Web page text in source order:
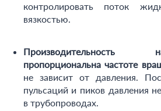
контролировать поток
вязкостью.
пропорциональна частоте
не зависит от давления.
пульсаций и пиков давления
в трубопроводах.